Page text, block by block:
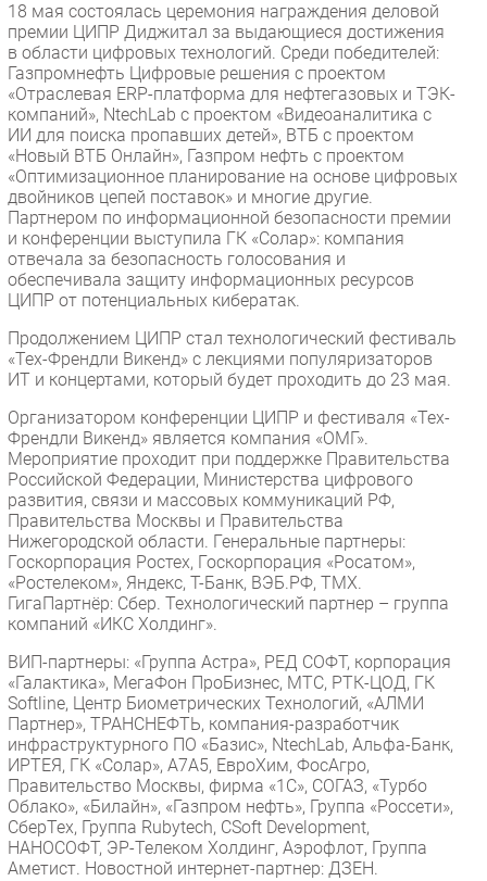
18 мая состоялась церемония награждения деловой
премии ЦИПР Диджитал за выдающиеся достижения
в области цифровых технологий. Среди победителей:
Газпромнефть Цифровые решения с проектом
«Отраслевая ERP-платформа для нефтегазовых и ТЭК-
компаний», NtechLab с проектом «Видеоаналитика с
ИИ для поиска пропавших детей», ВТБ с проектом
«Новый ВТБ Онлайн», Газпром нефть с проектом
«Оптимизационное планирование на основе цифровых
двойников цепей поставок» и многие другие.
Партнером по информационной безопасности премии
и конференции выступила ГК «Солар»: компания
отвечала за безопасность голосования и
обеспечивала защиту информационных ресурсов
ЦИПР от потенциальных кибератак.
Продолжением ЦИПР стал технологический фестиваль
«Тех-Френдли Викенд» с лекциями популяризаторов
ИТ и концертами, который будет проходить до 23 мая.
Организатором конференции ЦИПР и фестиваля «Тех-
Френдли Викенд» является компания «ОМГ».
Мероприятие проходит при поддержке Правительства
Российской Федерации, Министерства цифрового
развития, связи и массовых коммуникаций РФ,
Правительства Москвы и Правительства
Нижегородской области. Генеральные партнеры:
Госкорпорация Ростех, Госкорпорация «Росатом»,
«Ростелеком», Яндекс, Т-Банк, ВЭБ.РФ, ТМХ.
ГигаПартнёр: Сбер. Технологический партнер – группа
компаний «ИКС Холдинг».
ВИП-партнеры: «Группа Астра», РЕД СОФТ, корпорация
«Галактика», МегаФон ПроБизнес, МТС, РТК-ЦОД, ГК
Softline, Центр Биометрических Технологий, «АЛМИ
Партнер», ТРАНСНЕФТЬ, компания-разработчик
инфраструктурного ПО «Базис», NtechLab, Альфа-Банк,
ИРТЕЯ, ГК «Солар», А7А5, ЕвроХим, ФосАгро,
Правительство Москвы, фирма «1С», СОГАЗ, «Турбо
Облако», «Билайн», «Газпром нефть», Группа «Россети»,
СберТех, Группа Rubytech, CSoft Development,
НАНОСОФТ, ЭР-Телеком Холдинг, Аэрофлот, Группа
Аметист. Новостной интернет-партнер: ДЗЕН.